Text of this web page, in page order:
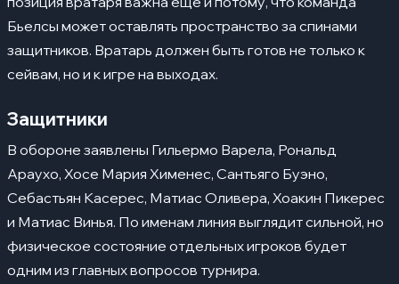
Бьелсы может оставлять пространство за спинами
защитников. Вратарь должен быть готов не только к
сейвам, но и к игре на выходах.
Защитники
В обороне заявлены Гильермо Варела, Рональд
Араухо, Хосе Мария Хименес, Сантьяго Буэно,
Себастьян Касерес, Матиас Оливера, Хоакин Пикерес
и Матиас Винья. По именам линия выглядит сильной, но
физическое состояние отдельных игроков будет
одним из главных вопросов турнира.